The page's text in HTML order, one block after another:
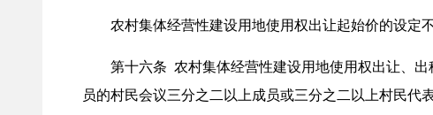
农村集体经营性建设用地使用权出让起始价的设定不
第十六条 农村集体经营性建设用地使用权出让、出
员的村民会议三分之二以上成员或三分之二以上村民